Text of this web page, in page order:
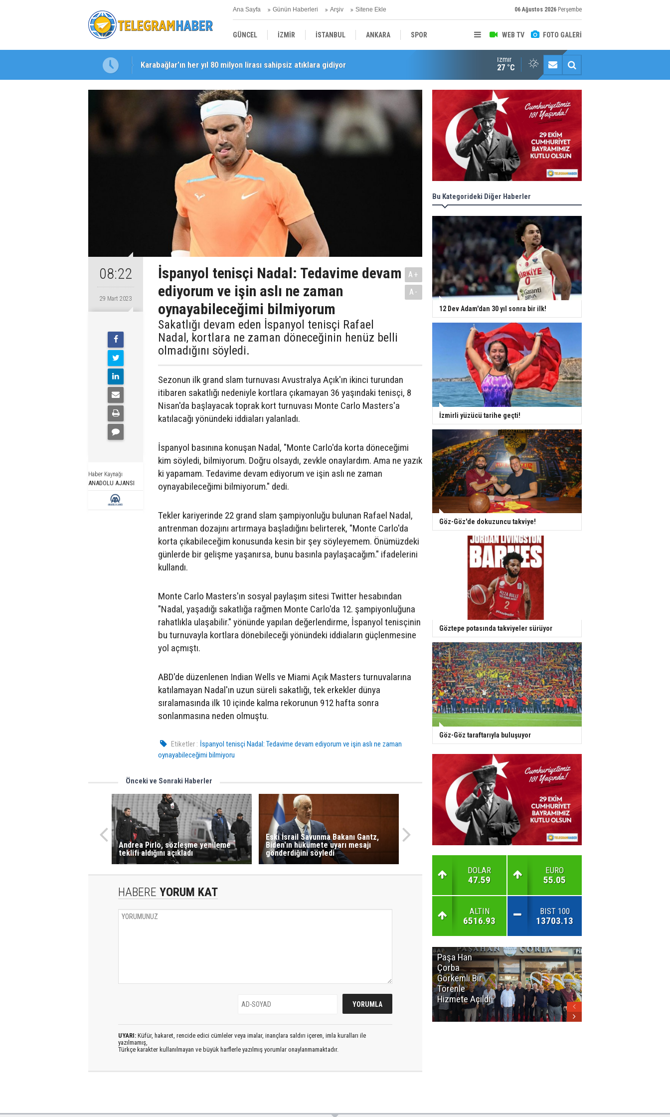
Ana Sayfa Günün Haberleri Arşiv Sitene Ekle 06 Ağustos 2026 Perşembe
WEB TV FOTO GALERİ
GÜNCEL İZMİR İSTANBUL ANKARA SPOR
YEREL SAĞLIK EKONOMİ
Karabağlar’ın her yıl 80 milyon lirası sahipsiz atıklara gidiyor
Başkan Eşki’den Çamdibi’nde esnaf turu
Halk istedi, ESHOT düzenledi
İzmir
27 °C
08:22
29 Mart 2023
Haber Kaynağı
ANADOLU AJANSI
İspanyol tenisçi Nadal: Tedavime devam
ediyorum ve işin aslı ne zaman
oynayabileceğimi bilmiyorum
Sakatlığı devam eden İspanyol tenisçi Rafael
Nadal, kortlara ne zaman döneceğinin henüz belli
olmadığını söyledi.
A+
A-
Sezonun ilk grand slam turnuvası Avustralya Açık'ın ikinci turundan
itibaren sakatlığı nedeniyle kortlara çıkamayan 36 yaşındaki tenisçi, 8
Nisan'da başlayacak toprak kort turnuvası Monte Carlo Masters'a
katılacağı yönündeki iddiaları yalanladı.
İspanyol basınına konuşan Nadal, "Monte Carlo'da korta döneceğimi
kim söyledi, bilmiyorum. Doğru olsaydı, zevkle onaylardım. Ama ne yazık
ki yapamam. Tedavime devam ediyorum ve işin aslı ne zaman
oynayabileceğimi bilmiyorum." dedi.
Tekler kariyerinde 22 grand slam şampiyonluğu bulunan Rafael Nadal,
antrenman dozajını artırmaya başladığını belirterek, "Monte Carlo'da
korta çıkabileceğim konusunda kesin bir şey söyleyemem. Önümüzdeki
günlerde bir gelişme yaşanırsa, bunu basınla paylaşacağım." ifadelerini
kullandı.
Monte Carlo Masters'ın sosyal paylaşım sitesi Twitter hesabından
"Nadal, yaşadığı sakatlığa rağmen Monte Carlo'da 12. şampiyonluğuna
rahatlıkla ulaşabilir." yönünde yapılan değerlendirme, İspanyol tenisçinin
bu turnuvayla kortlara dönebileceği yönündeki iddiaların güçlenmesine
yol açmıştı.
ABD'de düzenlenen Indian Wells ve Miami Açık Masters turnuvalarına
katılamayan Nadal'ın uzun süreli sakatlığı, tek erkekler dünya
sıralamasında ilk 10 içinde kalma rekorunun 912 hafta sonra
sonlanmasına neden olmuştu.
Etiketler : İspanyol tenisçi Nadal: Tedavime devam ediyorum ve işin aslı ne zaman
oynayabileceğimi bilmiyoru
Önceki ve Sonraki Haberler
Andrea Pirlo, sözleşme yenileme
teklifi aldığını açıkladı
Eski İsrail Savunma Bakanı Gantz,
Biden'ın hükümete uyarı mesajı
gönderdiğini söyledi
HABERE YORUM KAT
UYARI: Küfür, hakaret, rencide edici cümleler veya imalar, inançlara saldırı içeren, imla kuralları ile
yazılmamış,
Türkçe karakter kullanılmayan ve büyük harflerle yazılmış yorumlar onaylanmamaktadır.
Bu Kategorideki Diğer Haberler
12 Dev Adam'dan 30 yıl sonra bir ilk!
İzmirli yüzücü tarihe geçti!
Göz-Göz'de dokuzuncu takviye!
Göztepe potasında takviyeler sürüyor
Göz-Göz taraftarıyla buluşuyor
DOLAR
47.59
EURO
55.05
ALTIN
6516.93
BIST 100
13703.13
Paşa Han
Çorba
Görkemli Bir
Törenle
Hizmete Açıldı